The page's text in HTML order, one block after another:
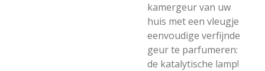
kamergeur van uw
huis met een vleugje
eenvoudige verfijnde
geur te parfumeren:
de katalytische lamp!